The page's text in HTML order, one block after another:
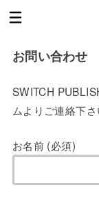
お問い合わせ
SWITCH
ムよりご連絡下さ
お名前 (必須)